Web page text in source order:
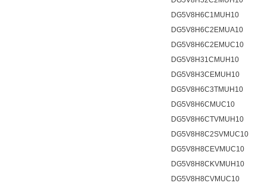
DG5V8H6C1MUH10
DG5V8H6C2EMUA10
DG5V8H6C2EMUC10
DG5V8H31CMUH10
DG5V8H3CEMUH10
DG5V8H6C3TMUH10
DG5V8H6CMUC10
DG5V8H6CTVMUH10
DG5V8H8C2SVMUC10
DG5V8H8CEVMUC10
DG5V8H8CKVMUH10
DG5V8H8CVMUC10